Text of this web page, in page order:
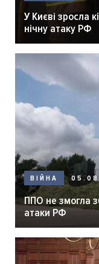
У Києві зросла
нічну атаку РФ
ВІЙНА
ППО не змогла
атаки РФ